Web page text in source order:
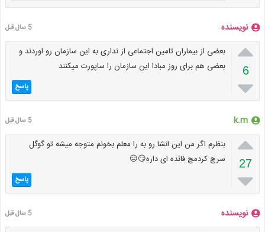
نویسنده 5 سال قبل

6

بعضی از بیماران تامین اجتماعی از نداری به این سازمان رو اوردند و
بعضی هم برای روز مبادا این سازمان را ساپورت میکنند
پاسخ
k.m 5 سال قبل

27

بنظرم اگر من این انشا رو به را معلم بخونم متوجه میشه تو گوگل
سرچ کردمچ فائده ای داره😏😑
پاسخ
نویسنده 5 سال قبل